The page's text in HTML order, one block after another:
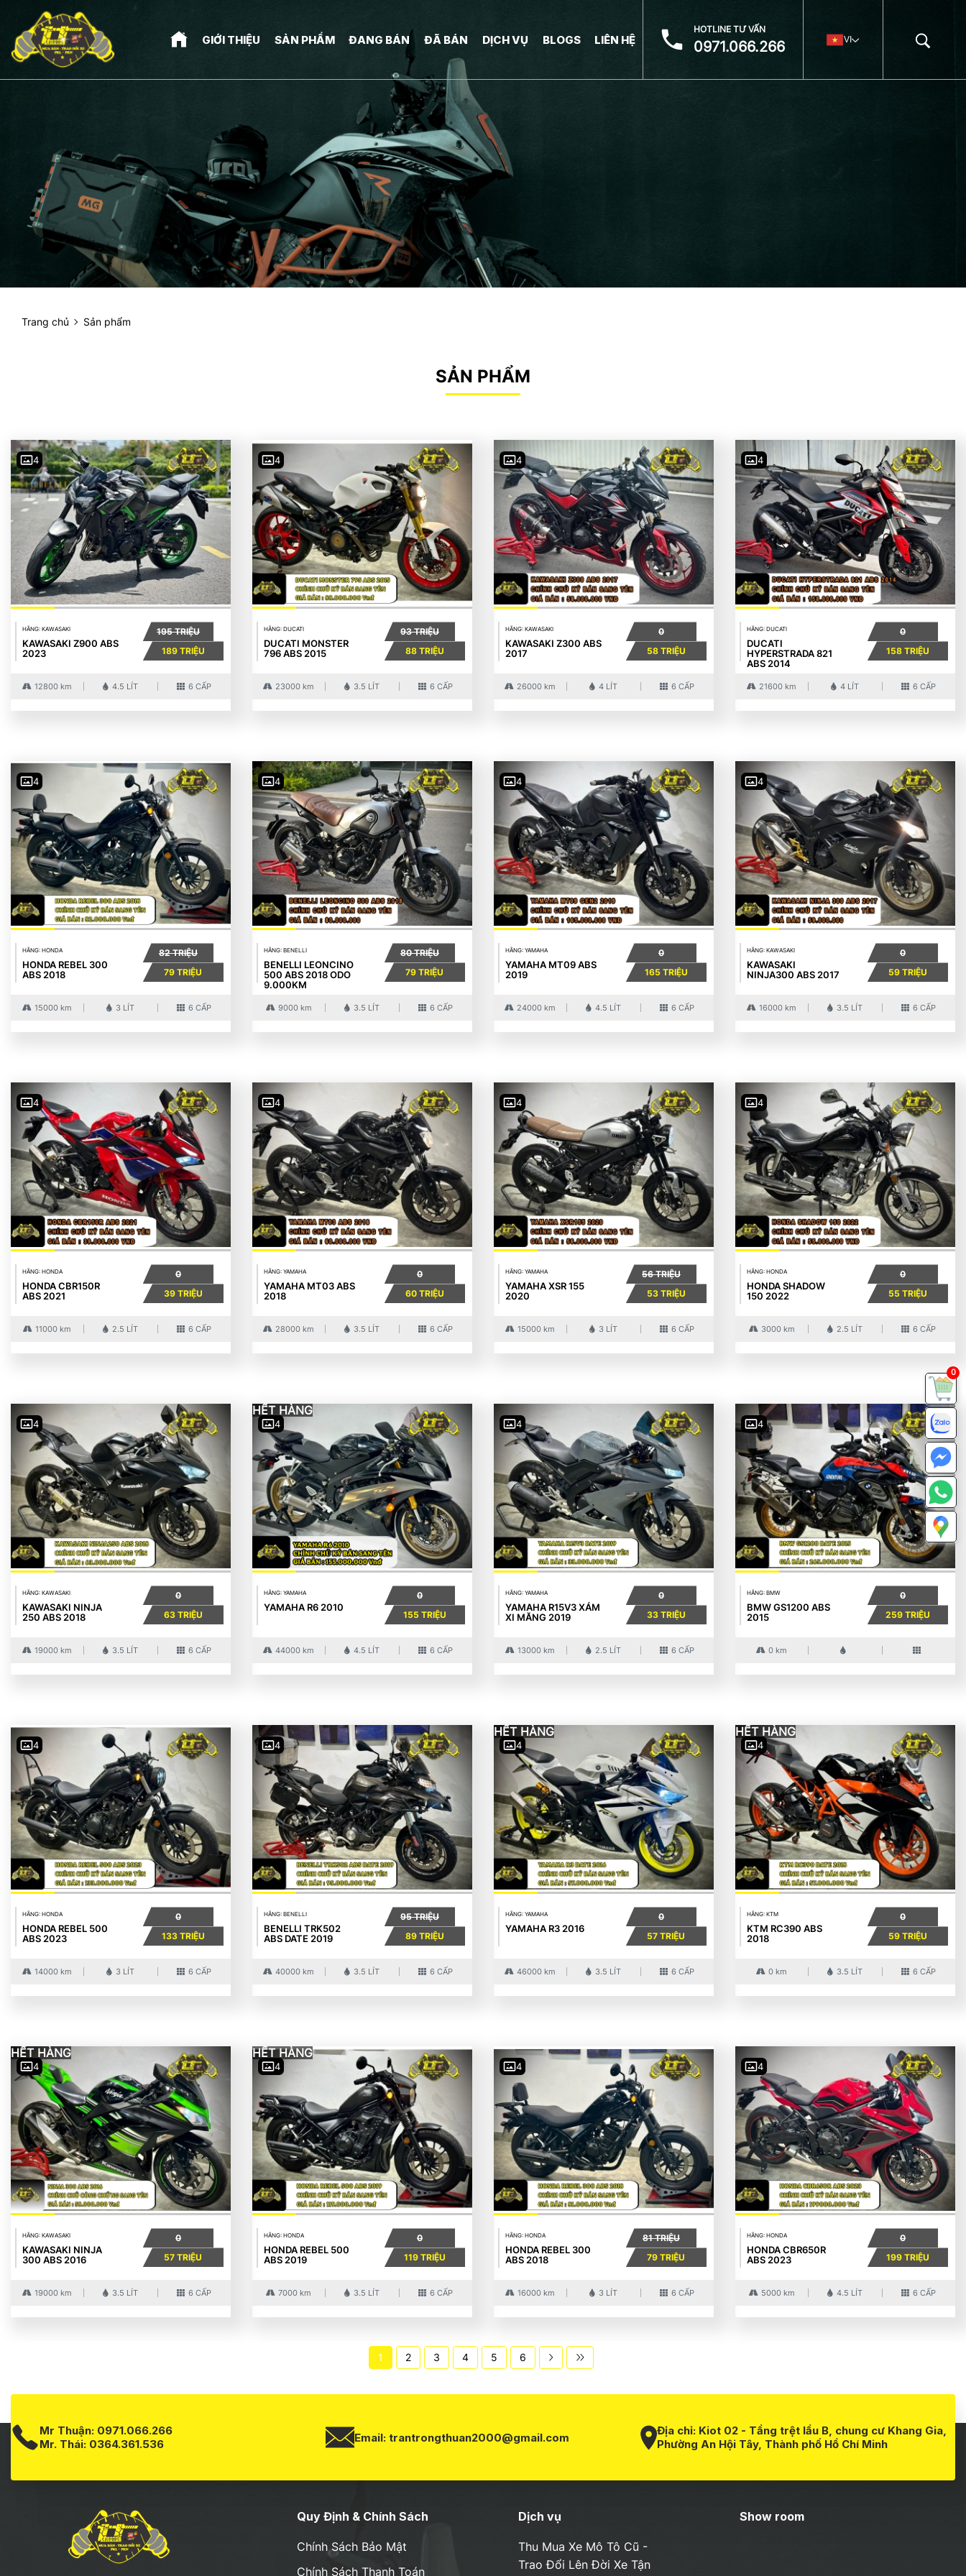
GIỚI THIỆU SẢN PHẨM ĐANG BÁN ĐÃ BÁN DỊCH VỤ BLOGS LIÊN HỆ
HOTLINE TƯ VẤN
0971.066.266 VI
Trang chủ Sản phẩm
SẢN PHẨM
4
HÃNG: KAWASAKI
KAWASAKI Z900 ABS
2023
195 TRIỆU
189 TRIỆU
12800 km 4.5 LÍT 6 CẤP
4
HÃNG: DUCATI
DUCATI MONSTER
796 ABS 2015
93 TRIỆU
88 TRIỆU
23000 km 3.5 LÍT 6 CẤP
4
HÃNG: KAWASAKI
KAWASAKI Z300 ABS
2017
0
58 TRIỆU
26000 km 4 LÍT 6 CẤP
4
HÃNG: DUCATI
DUCATI
HYPERSTRADA 821
ABS 2014
0
158 TRIỆU
21600 km 4 LÍT 6 CẤP
4
HÃNG: HONDA
HONDA REBEL 300
ABS 2018
82 TRIỆU
79 TRIỆU
15000 km 3 LÍT 6 CẤP
4
HÃNG: BENELLI
BENELLI LEONCINO
500 ABS 2018 ODO
9.000KM
80 TRIỆU
79 TRIỆU
9000 km 3.5 LÍT 6 CẤP
4
HÃNG: YAMAHA
YAMAHA MT09 ABS
2019
0
165 TRIỆU
24000 km 4.5 LÍT 6 CẤP
4
HÃNG: KAWASAKI
KAWASAKI
NINJA300 ABS 2017
0
59 TRIỆU
16000 km 3.5 LÍT 6 CẤP
4
HÃNG: HONDA
HONDA CBR150R
ABS 2021
0
39 TRIỆU
11000 km 2.5 LÍT 6 CẤP
4
HÃNG: YAMAHA
YAMAHA MT03 ABS
2018
0
60 TRIỆU
28000 km 3.5 LÍT 6 CẤP
4
HÃNG: YAMAHA
YAMAHA XSR 155
2020
56 TRIỆU
53 TRIỆU
15000 km 3 LÍT 6 CẤP
4
HÃNG: HONDA
HONDA SHADOW
150 2022
0
55 TRIỆU
3000 km 2.5 LÍT 6 CẤP
4
HÃNG: KAWASAKI
KAWASAKI NINJA
250 ABS 2018
0
63 TRIỆU
19000 km 3.5 LÍT 6 CẤP
4
HẾT HÀNG
HÃNG: YAMAHA
YAMAHA R6 2010
0
155 TRIỆU
44000 km 4.5 LÍT 6 CẤP
4
HÃNG: YAMAHA
YAMAHA R15V3 XÁM
XI MĂNG 2019
0
33 TRIỆU
13000 km 2.5 LÍT 6 CẤP
4
HÃNG: BMW
BMW GS1200 ABS
2015
0
259 TRIỆU
0 km
4
HÃNG: HONDA
HONDA REBEL 500
ABS 2023
0
133 TRIỆU
14000 km 3 LÍT 6 CẤP
4
HÃNG: BENELLI
BENELLI TRK502
ABS DATE 2019
95 TRIỆU
89 TRIỆU
40000 km 3.5 LÍT 6 CẤP
4
HẾT HÀNG
HÃNG: YAMAHA
YAMAHA R3 2016
0
57 TRIỆU
46000 km 3.5 LÍT 6 CẤP
4
HẾT HÀNG
HÃNG: KTM
KTM RC390 ABS
2018
0
59 TRIỆU
0 km 3.5 LÍT 6 CẤP
4
HẾT HÀNG
HÃNG: KAWASAKI
KAWASAKI NINJA
300 ABS 2016
0
57 TRIỆU
19000 km 3.5 LÍT 6 CẤP
4
HẾT HÀNG
HÃNG: HONDA
HONDA REBEL 500
ABS 2019
0
119 TRIỆU
7000 km 3.5 LÍT 6 CẤP
4
HÃNG: HONDA
HONDA REBEL 300
ABS 2018
81 TRIỆU
79 TRIỆU
16000 km 3 LÍT 6 CẤP
4
HÃNG: HONDA
HONDA CBR650R
ABS 2023
0
199 TRIỆU
5000 km 4.5 LÍT 6 CẤP
1 2 3 4 5 6
Mr Thuận: 0971.066.266
Mr. Thái: 0364.361.536 Email: trantrongthuan2000@gmail.com Địa chỉ: Kiot 02 - Tầng trệt lầu B, chung cư Khang Gia,
Phường An Hội Tây, Thành phố Hồ Chí Minh
Quy Định & Chính Sách
Chính Sách Bảo Mật
Chính Sách Thanh Toán
Dịch vụ
Thu Mua Xe Mô Tô Cũ -
Trao Đổi Lên Đời Xe Tận
Show room
0